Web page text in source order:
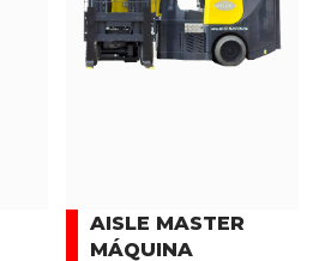
AISLE MASTER
MÁQUINA